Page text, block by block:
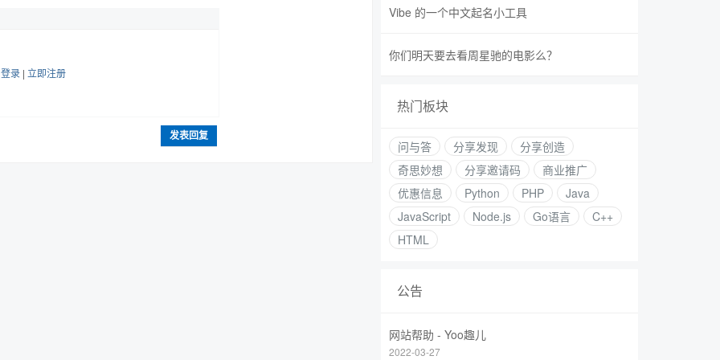
登录 | 立即注册
发表回复
Vibe 的一个中文起名小工具
你们明天要去看周星驰的电影么？
热门板块
问与答 分享发现
分享创造
奇思妙想
分享邀请码
商业推广
优惠信息
Python PHP
Java
JavaScript
Node.js Go语言
C++
HTML
公告
网站帮助 - Yoo趣儿
2022-03-27